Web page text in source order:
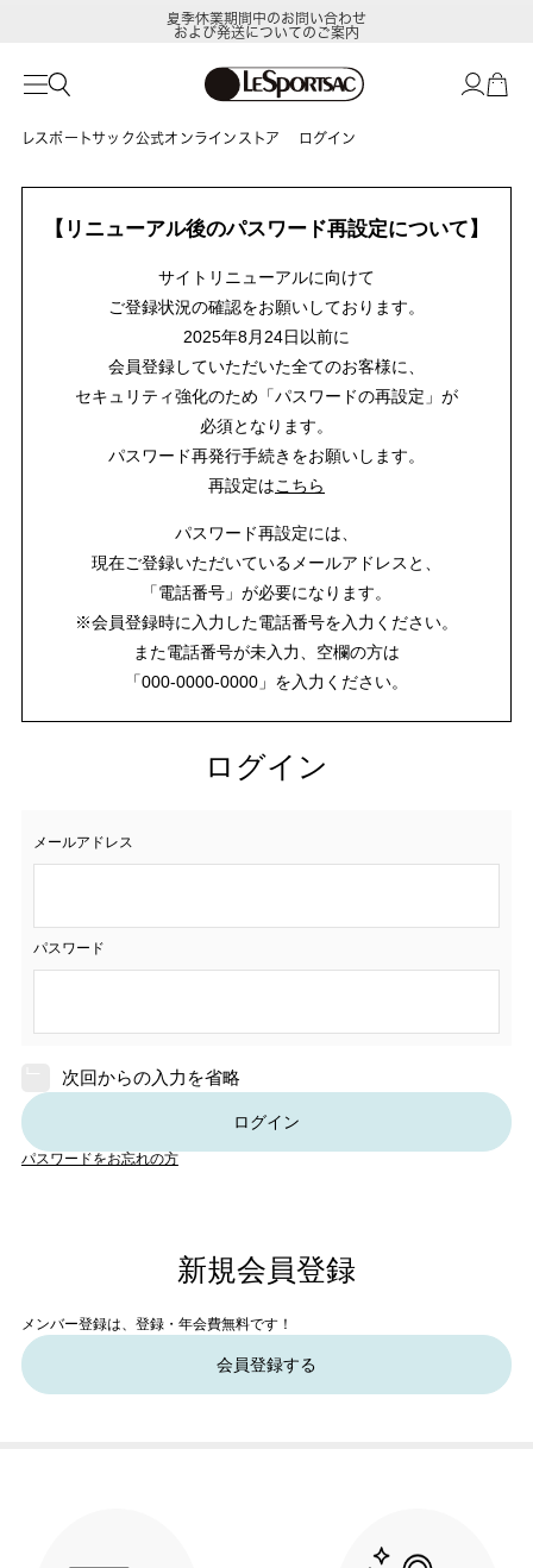
夏季休業期間中のお問い合わせ
および発送についてのご案内
レスポートサック公式オンラインストア ログイン
【リニューアル後のパスワード再設定について】
サイトリニューアルに向けて
ご登録状況の確認をお願いしております。
2025年8月24日以前に
会員登録していただいた全てのお客様に、
セキュリティ強化のため「パスワードの再設定」が
必須となります。
パスワード再発行手続きをお願いします。
再設定はこちら
パスワード再設定には、
現在ご登録いただいているメールアドレスと、
「電話番号」が必要になります。
※会員登録時に入力した電話番号を入力ください。
また電話番号が未入力、空欄の方は
「000-0000-0000」を入力ください。
ログイン
メールアドレス
パスワード
次回からの入力を省略
ログイン
パスワードをお忘れの方
新規会員登録
メンバー登録は、登録・年会費無料です！
会員登録する